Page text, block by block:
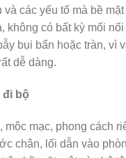
và các yếu tố mà bề
không có bất kỳ mối
bụi bẩn hoặc tràn, vì
dễ dàng.
bộ
mộc mạc, phong cách
chân, lối dẫn vào